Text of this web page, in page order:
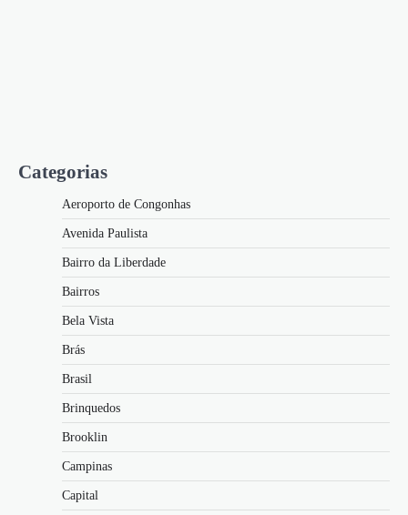
Categorias
Aeroporto de Congonhas
Avenida Paulista
Bairro da Liberdade
Bairros
Bela Vista
Brás
Brasil
Brinquedos
Brooklin
Campinas
Capital